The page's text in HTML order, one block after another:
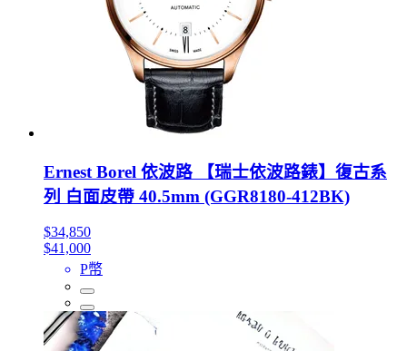
Ernest Borel 依波路 【瑞士依波路錶】復古系
列 白面皮帶 40.5mm (GGR8180-412BK)
$34,850
$41,000
P幣